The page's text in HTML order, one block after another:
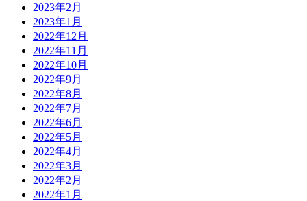
2023年2月
2023年1月
2022年12月
2022年11月
2022年10月
2022年9月
2022年8月
2022年7月
2022年6月
2022年5月
2022年4月
2022年3月
2022年2月
2022年1月